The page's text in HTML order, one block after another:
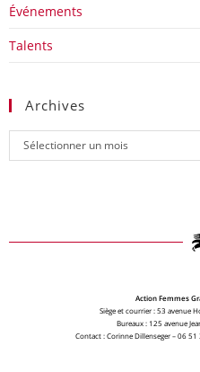
Événements
Talents
Archives
Sélectionner un mois
Action Femmes
Siège et courrier : 53 avenue
Bureaux : 125 avenue
Contact : Corinne Dillenseger – 06 51